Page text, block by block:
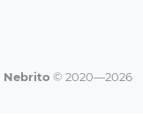
Nebrito © 2020—2026